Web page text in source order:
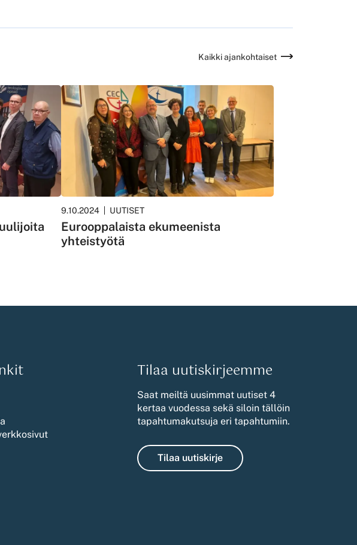
Kaikki ajankohtaiset
9.10.2024 UUTISET
Eurooppalaista ekumeenista
yhteistyötä
Tilaa uutiskirjeemme
Saat meiltä uusimmat uutiset 4
kertaa vuodessa sekä siloin tällöin
tapahtumakutsuja eri tapahtumiin.
Tilaa uutiskirje